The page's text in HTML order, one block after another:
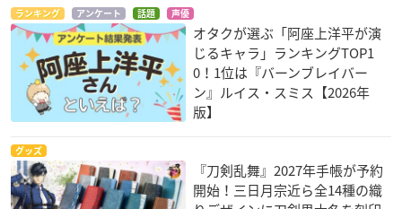
浦島虎徹役：糸川耀士郎
日向正宗役：石橋弘毅
豊前江役：立花裕大
※敬称略
【情報解禁】ミュージカル『刀剣乱舞』 五周年記念 壽 乱舞
音曲祭 メインビジュアルを公開いたしました！
ランキング アンケート 話題 声優
オタクが選ぶ「阿座上洋平が演
じるキャラ」ランキングTOP1
0！1位は『バーンブレイバー
ン』ルイス・スミス【2026年
版】
グッズ
『刀剣乱舞』2027年手帳が予約
開始！三日月宗近ら全14種の織